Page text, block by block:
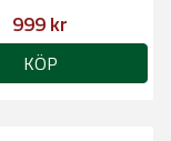
999 kr
KÖP